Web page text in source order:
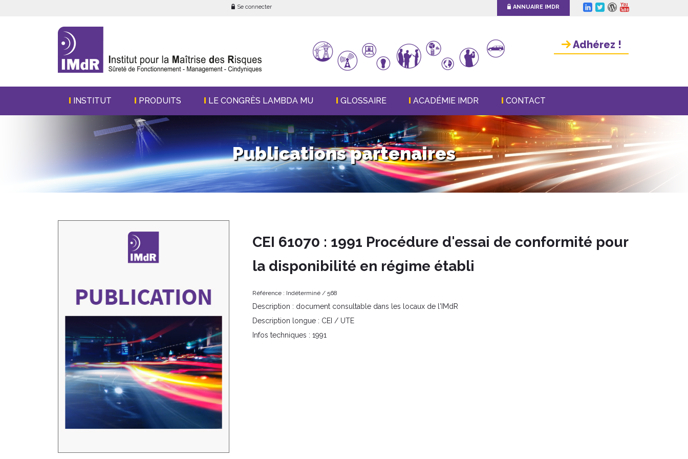
Se connecter ANNUAIRE IMDR
Adhérez !
INSTITUT PRODUITS LE CONGRÈS LAMBDA MU GLOSSAIRE ACADÉMIE IMDR CONTACT
Publications partenaires
CEI 61070 : 1991 Procédure d'essai de conformité pour
la disponibilité en régime établi
Référence : Indéterminé /568
Description : document consultable dans les locaux de l'IMdR
Description longue : CEI / UTE
Infos techniques :1991